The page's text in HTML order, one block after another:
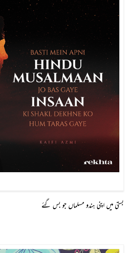
بستی میں اپنی ہندو مسلماں جو بس گئے